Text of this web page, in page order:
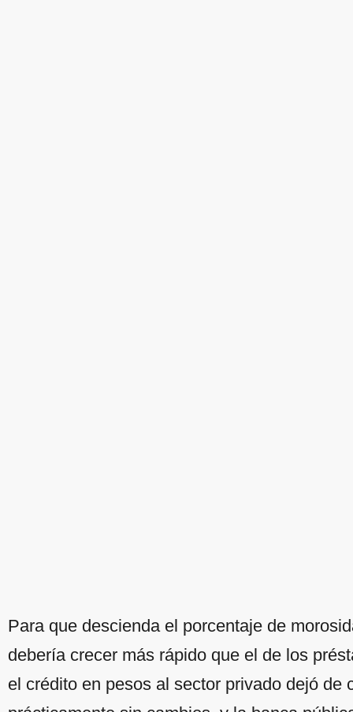
Para que descienda el porcentaje de
debería crecer más rápido que el de los
el crédito en pesos al sector privado dejó de